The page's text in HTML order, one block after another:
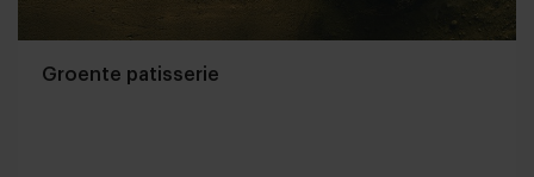
Groente patisserie